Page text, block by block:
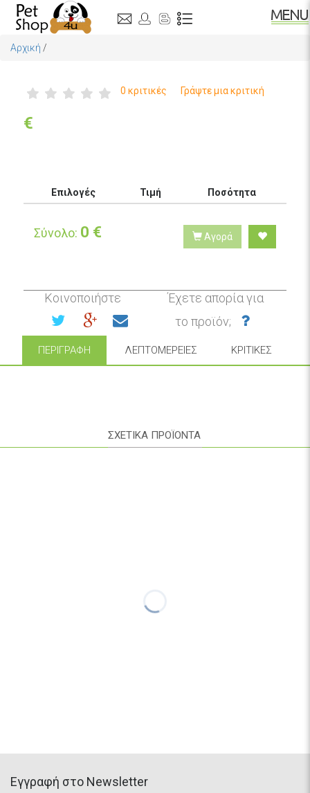
Αρχική /
0 κριτικές Γράψτε μια κριτική
€
Επιλογές Τιμή Ποσότητα
Σύνολο: 0 € Αγορά
Κοινοποιήστε
Έχετε απορία για
το προϊόν;
ΠΕΡΙΓΡΑΦΉ ΛΕΠΤΟΜΈΡΕΙΕΣ ΚΡΙΤΙΚΈΣ
ΣΧΕΤΙΚΑ ΠΡΟΪΟΝΤΑ
Eγγραφή στο Newsletter